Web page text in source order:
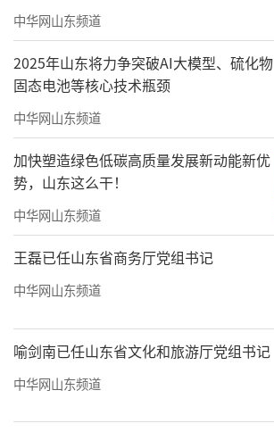
中华网山东频道
2025年山东将力争突破AI大模型、硫化物
固态电池等核心技术瓶颈
中华网山东频道
加快塑造绿色低碳高质量发展新动能新优
势，山东这么干！
中华网山东频道
王磊已任山东省商务厅党组书记
中华网山东频道
喻剑南已任山东省文化和旅游厅党组书记
中华网山东频道